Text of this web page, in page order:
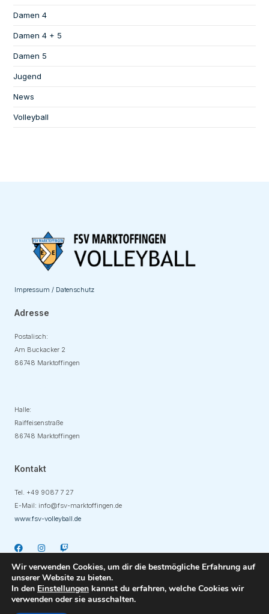
Damen 4
Damen 4 + 5
Damen 5
Jugend
News
Volleyball
Impressum / Datenschutz
Adresse
Postalisch:
Am Buckacker 2
86748 Marktoffingen
Halle:
Raiffeisenstraße
86748 Marktoffingen
Kontakt
Tel. +49 9087 7 27
E-Mail: info@fsv-marktoffingen.de
www.fsv-volleyball.de
Wir verwenden Cookies, um dir die bestmögliche Erfahrung auf
unserer Website zu bieten.
In den Einstellungen kannst du erfahren, welche Cookies wir
verwenden oder sie ausschalten.